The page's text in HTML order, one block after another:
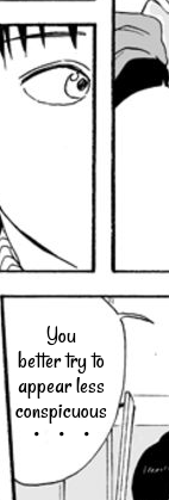
You
better try to
appear less
conspicuous
・・・